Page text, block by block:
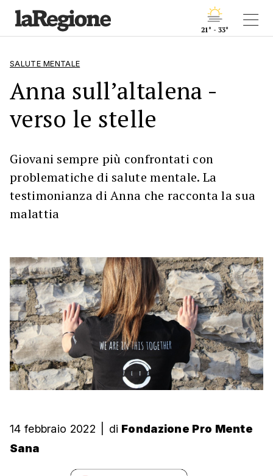
21° - 33°
SALUTE MENTALE
Anna sull’altalena -
verso le stelle
Giovani sempre più confrontati con
problematiche di salute mentale. La
testimonianza di Anna che racconta la sua
malattia
14 febbraio 2022 di Fondazione Pro Mente
Sana